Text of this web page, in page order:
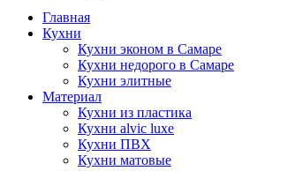
Главная
Кухни
Кухни эконом в Самаре
Кухни недорого в Самаре
Кухни элитные
Материал
Кухни из пластика
Кухни alvic luxe
Кухни ПВХ
Кухни матовые